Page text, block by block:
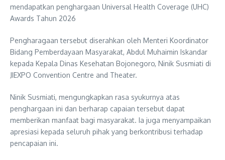
mendapatkan penghargaan Universal Health Coverage (UHC)
Awards Tahun 2026
Pengharagaan tersebut diserahkan oleh Menteri Koordinator
Bidang Pemberdayaan Masyarakat, Abdul Muhaimin Iskandar
kepada Kepala Dinas Kesehatan Bojonegoro, Ninik Susmiati di
JIEXPO Convention Centre and Theater.
Ninik Susmiati, mengungkapkan rasa syukurnya atas
penghargaan ini dan berharap capaian tersebut dapat
memberikan manfaat bagi masyarakat. Ia juga menyampaikan
apresiasi kepada seluruh pihak yang berkontribusi terhadap
pencapaian ini.